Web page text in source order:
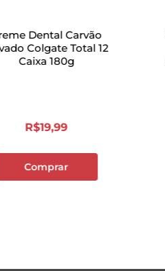
Dental Carvão
Colgate Total 12
Caixa 180g
R$19,99
Comprar